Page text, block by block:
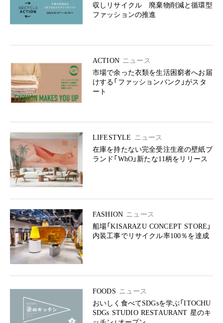
収しリサイクル 廃棄物削減と循環型
ファッションの推進
ACTION ニュース
市場で余った衣類を生活困窮者へお届
けする「ファッションバンク」がスタ
ート
LIFESTYLE ニュース
在庫を持たない完全受注生産の壁紙ブ
ランド「WhO」新たな11柄をリリース
FASHION ニュース
船場「KISARAZU CONCEPT STORE」
内装工事でリサイクル率100％を達成
FOODS ニュース
おいしく食べてSDGsを学ぶ「ITOCHU
SDGs STUDIO RESTAURANT 星のキ